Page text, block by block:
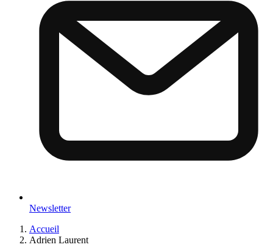
Newsletter
Accueil
Adrien Laurent